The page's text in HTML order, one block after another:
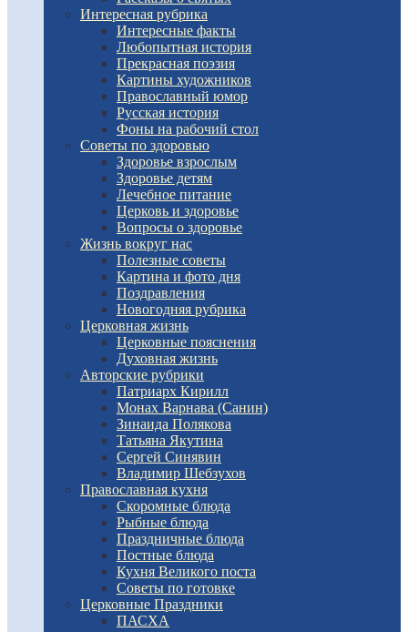
Интересная рубрика
Интересные факты
Любопытная история
Прекрасная поэзия
Картины художников
Православный юмор
Русская история
Фоны на рабочий стол
Советы по здоровью
Здоровье взрослым
Здоровье детям
Лечебное питание
Церковь и здоровье
Вопросы о здоровье
Жизнь вокруг нас
Полезные советы
Картина и фото дня
Поздравления
Новогодняя рубрика
Церковная жизнь
Церковные пояснения
Духовная жизнь
Авторские рубрики
Патриарх Кирилл
Монах Варнава (Санин)
Зинаида Полякова
Татьяна Якутина
Сергей Синявин
Владимир Шебзухов
Православная кухня
Скоромные блюда
Рыбные блюда
Праздничные блюда
Постные блюда
Кухня Великого поста
Советы по готовке
Церковные Праздники
ПАСХА